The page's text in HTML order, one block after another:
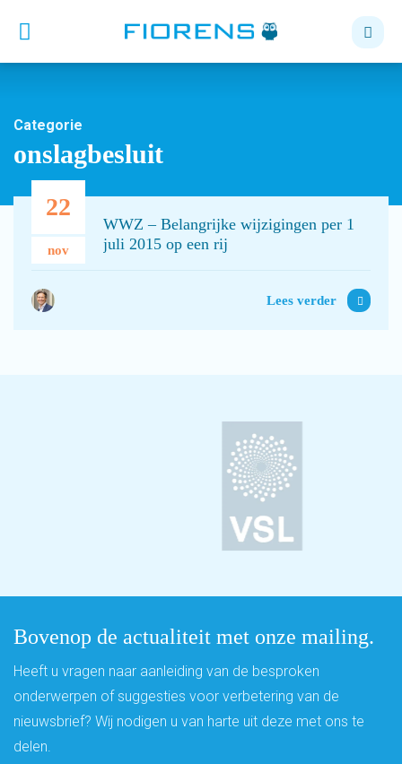
Categorie
onslagbesluit
22
nov
WWZ – Belangrijke wijzigingen per 1
juli 2015 op een rij
Lees verder
Bovenop de actualiteit met onze mailing.
Heeft u vragen naar aanleiding van de besproken
onderwerpen of suggesties voor verbetering van de
nieuwsbrief? Wij nodigen u van harte uit deze met ons te
delen.